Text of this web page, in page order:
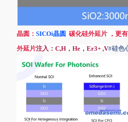
晶圆： SICOi晶圆 碳化硅外延片 ，更有
外延片注入：C,H，He，Er3+ ,V#硅色